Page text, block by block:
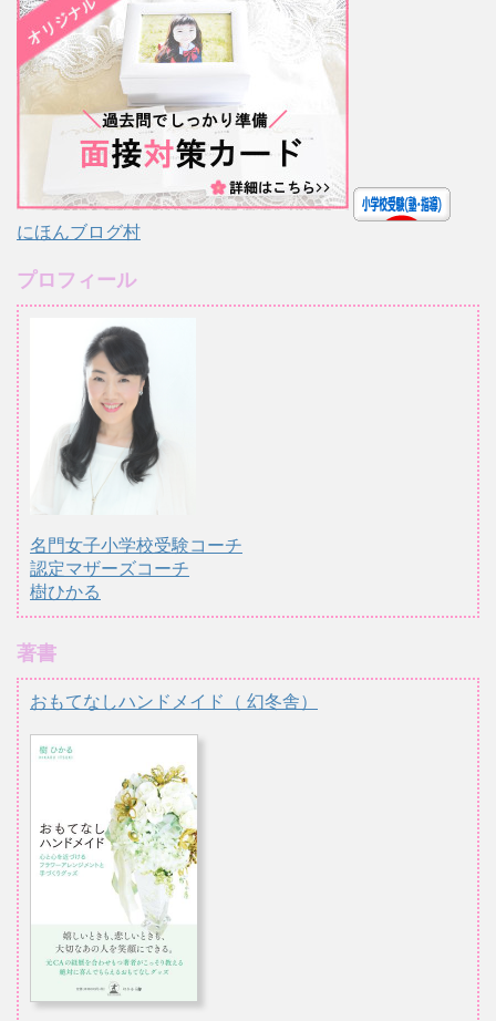
にほんブログ村
プロフィール
名門女子小学校受験コーチ
認定マザーズコーチ
樹ひかる
著書
おもてなしハンドメイド（ 幻冬舎）